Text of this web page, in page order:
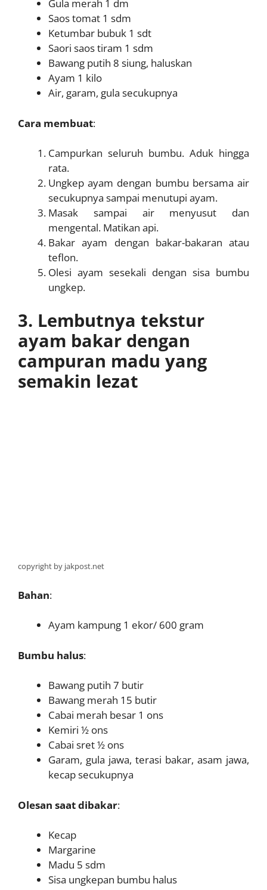
Gula merah 1 dm
Saos tomat 1 sdm
Ketumbar bubuk 1 sdt
Saori saos tiram 1 sdm
Bawang putih 8 siung, haluskan
Ayam 1 kilo
Air, garam, gula secukupnya
Cara membuat:
Campurkan seluruh bumbu. Aduk hingga
rata.
Ungkep ayam dengan bumbu bersama air
secukupnya sampai menutupi ayam.
Masak sampai air menyusut dan
mengental. Matikan api.
Bakar ayam dengan bakar-bakaran atau
teflon.
Olesi ayam sesekali dengan sisa bumbu
ungkep.
3. Lembutnya tekstur
ayam bakar dengan
campuran madu yang
semakin lezat
copyright by jakpost.net
Bahan:
Ayam kampung 1 ekor/ 600 gram
Bumbu halus:
Bawang putih 7 butir
Bawang merah 15 butir
Cabai merah besar 1 ons
Kemiri ½ ons
Cabai sret ½ ons
Garam, gula jawa, terasi bakar, asam jawa,
kecap secukupnya
Olesan saat dibakar:
Kecap
Margarine
Madu 5 sdm
Sisa ungkepan bumbu halus